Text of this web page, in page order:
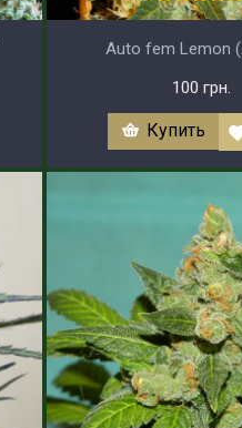
Auto fem Lemon
100 грн.
Купить